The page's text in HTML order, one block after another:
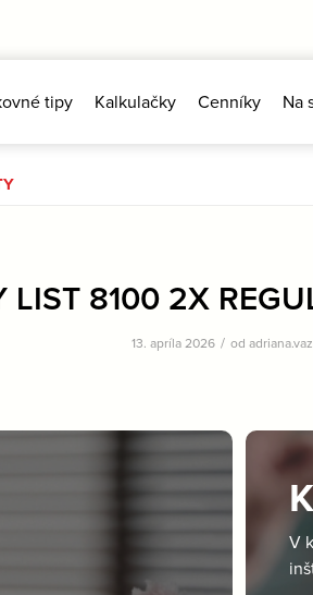
tipy Kalkulačky Cenníky Na
LIST 8100 2X
13. apríla 2026 / od
V